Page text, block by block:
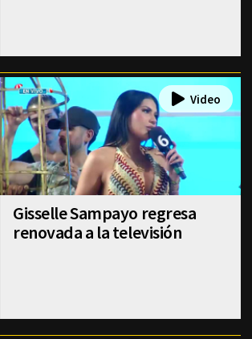
Gisselle Sampayo regresa
renovada a la televisión